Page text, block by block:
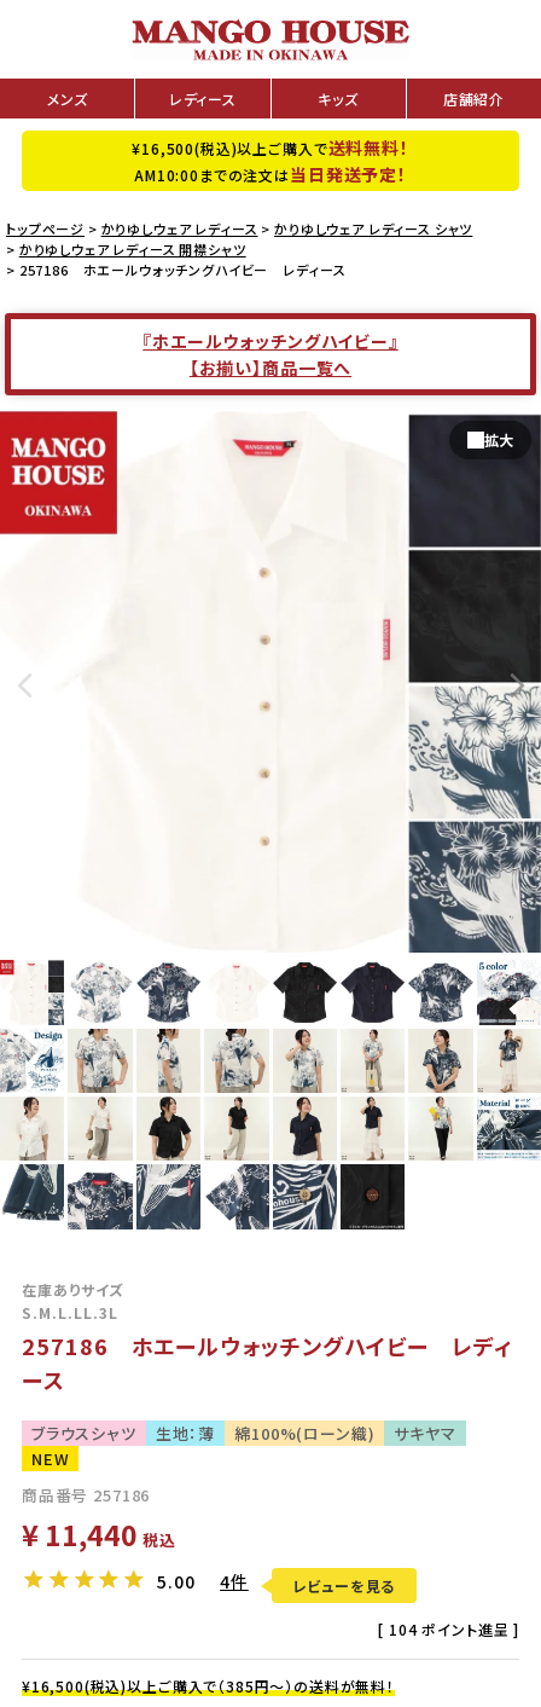
メンズ レディース キッズ 店舗紹介
¥16,500(税込)以上ご購入で送料無料！
AM10:00までの注文は当日発送予定！
トップページ かりゆしウェア レディース
かりゆしウェア レディース シャツ
かりゆしウェア レディース 開襟シャツ
257186 ホエールウォッチングハイビー レディース
『ホエールウォッチングハイビー』
【お揃い】商品一覧へ
在庫ありサイズ
S.M.L.LL.3L
257186 ホエールウォッチングハイビー レディ
ース
ブラウスシャツ 生地：薄 綿100%(ローン織)
サキヤマ
NEW
商品番号 257186
¥ 11,440 税込
5.00 4件 レビューを見る
[ 104 ポイント進呈 ]
¥16,500(税込)以上ご購入で（385円～）の送料が無料！